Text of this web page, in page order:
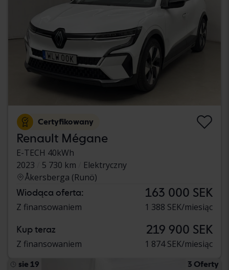
Certyfikowany
Renault Mégane
E-TECH 40kWh
2023
5 730 km
Elektryczny
Åkersberga (Runö)
Wiodąca oferta: 163 000 SEK
Z finansowaniem 1 388 SEK/miesiąc
Kup teraz 219 900 SEK
Z finansowaniem 1 874 SEK/miesiąc
sie 19 3 Oferty